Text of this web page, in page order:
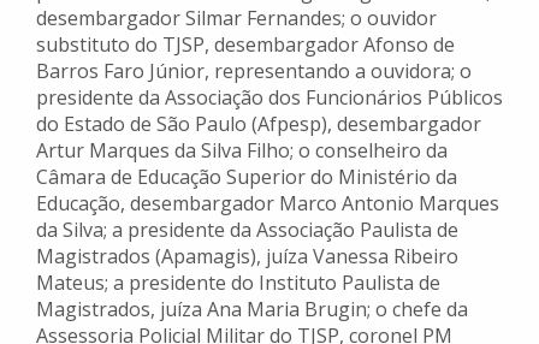
desembargador Silmar Fernandes; o ouvidor
substituto do TJSP, desembargador Afonso de
Barros Faro Júnior, representando a ouvidora; o
presidente da Associação dos Funcionários Públicos
do Estado de São Paulo (Afpesp), desembargador
Artur Marques da Silva Filho; o conselheiro da
Câmara de Educação Superior do Ministério da
Educação, desembargador Marco Antonio Marques
da Silva; a presidente da Associação Paulista de
Magistrados (Apamagis), juíza Vanessa Ribeiro
Mateus; a presidente do Instituto Paulista de
Magistrados, juíza Ana Maria Brugin; o chefe da
Assessoria Policial Militar do TJSP, coronel PM